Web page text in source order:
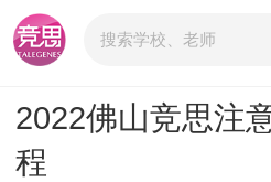
2022佛山竞思注
程